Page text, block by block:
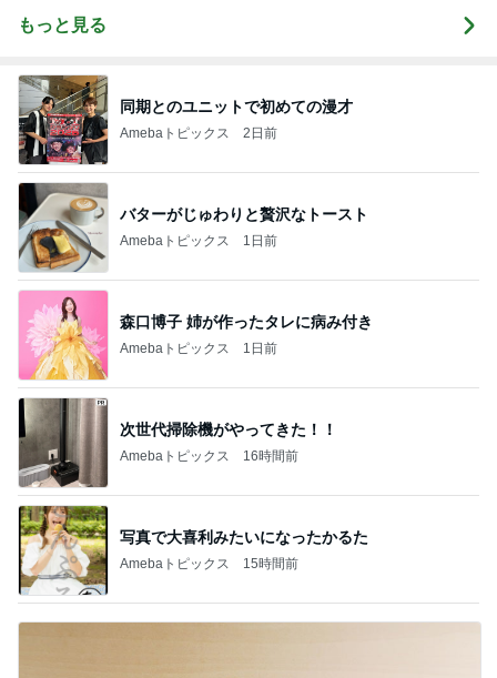
もっと見る
同期とのユニットで初めての漫才
Amebaトピックス 2日前
バターがじゅわりと贅沢なトースト
Amebaトピックス 1日前
森口博子 姉が作ったタレに病み付き
Amebaトピックス 1日前
次世代掃除機がやってきた！！
Amebaトピックス 16時間前
写真で大喜利みたいになったかるた
Amebaトピックス 15時間前